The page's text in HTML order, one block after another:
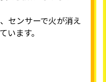
センサーで火が消え
います。